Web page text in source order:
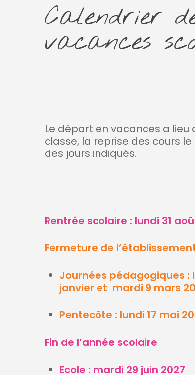
Calendrier
vacances
Le départ en vacances a lieu
classe, la reprise des cours
des jours indiqués.
Rentrée scolaire : lundi 31
Fermeture de
Journées pédagogiques :
janvier et mardi 9 mars
Pentecôte : lundi 17 mai
Fin de l’année scolaire
Ecole : mardi 29 juin 2027